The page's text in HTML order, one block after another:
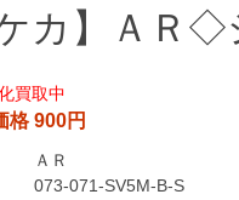
ケカ】ＡＲ◇
買取中
格 900円
ＡＲ
073-071-SV5M-B-S